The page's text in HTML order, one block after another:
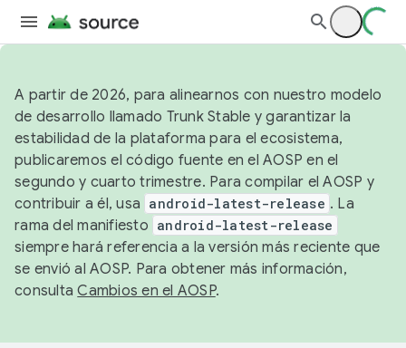
A partir de 2026, para alinearnos con nuestro modelo
de desarrollo llamado Trunk Stable y garantizar la
estabilidad de la plataforma para el ecosistema,
publicaremos el código fuente en el AOSP en el
segundo y cuarto trimestre. Para compilar el AOSP y
contribuir a él, usa android-latest-release . La
rama del manifiesto android-latest-release
siempre hará referencia a la versión más reciente que
se envió al AOSP. Para obtener más información,
consultaCambios en el AOSP.